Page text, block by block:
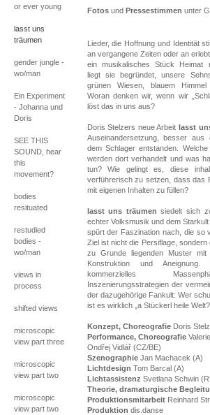
or ever young
lasst uns
träumen
gender jungle -
wo/man
Ein Experiment
- Johanna und
Doris
SEE THIS
SOUND, hear
this
movement?
bodies
resituated
restudied
bodies -
wo/man
views in
process
shifted views
microscopic
view part three
microscopic
view part two
microscopic
view part two
Fotosund Pressestimmen unter
Lieder, die Hoffnung und Identität
an vergangene Zeiten oder an
ein musikalisches Stück Heimat
liegt sie begründet, unsere
grünen Wiesen, blauem
Woran denken wir, wenn wir
löst das in uns aus?
Doris Stelzers neue Arbeit lasst
Auseinandersetzung, besser aus
dem Schlager entstanden.
werden dort verhandelt und was
tun? Wie gelingt es, diese
verführerisch zu setzen, dass das
mit eigenen Inhalten zu füllen?
lasst uns träumen siedelt sich
echter Volksmusik und dem
spürt der Faszination nach, die so
Ziel ist nicht die Persiflage, sondern
zu Grunde liegenden Muster
Konstruktion und
kommerzielles
Inszenierungsstrategien der
der dazugehörige Fankult: Wer
ist es wirklich „a Stückerl heile
Konzept, ChoreografieDoris
Performance, Choreografie
Ondřej Vidlář (CZ/BE)
SzenographieJan Machacek (A)
Lichtdesign Tom Barcal (A)
Lichtassistenz Svetlana Schwin
Theorie, dramaturgische
ProduktionsmitarbeitReinhard
Produktion dis.danse